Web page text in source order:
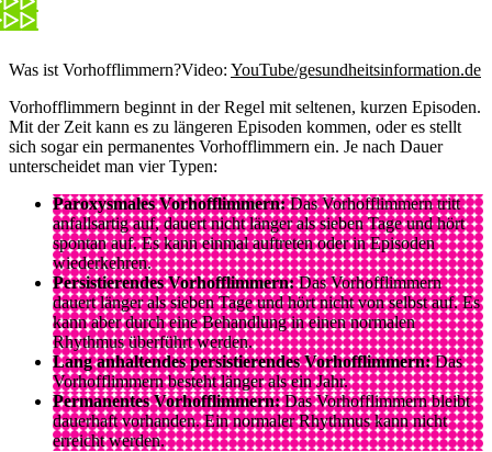
Was ist Vorhofflimmern?Video: YouTube/gesundheitsinformation.de
Vorhofflimmern beginnt in der Regel mit seltenen, kurzen Episoden.
Mit der Zeit kann es zu längeren Episoden kommen, oder es stellt
sich sogar ein permanentes Vorhofflimmern ein. Je nach Dauer
unterscheidet man vier Typen:
Paroxysmales Vorhofflimmern:Das Vorhofflimmern tritt
anfallsartig auf, dauert nicht länger als sieben Tage und hört
spontan auf. Es kann einmal auftreten oder in Episoden
wiederkehren.
Persistierendes Vorhofflimmern:Das Vorhofflimmern
dauert länger als sieben Tage und hört nicht von selbst auf. Es
kann aber durch eine Behandlung in einen normalen
Rhythmus überführt werden.
Lang anhaltendes persistierendes Vorhofflimmern:Das
Vorhofflimmern besteht länger als ein Jahr.
Permanentes Vorhofflimmern:Das Vorhofflimmern bleibt
dauerhaft vorhanden. Ein normaler Rhythmus kann nicht
erreicht werden.